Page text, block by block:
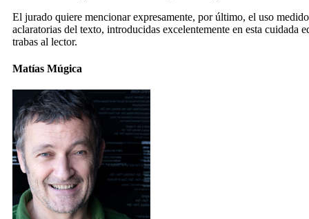
El jurado quiere mencionar expresamente, por último, el uso
aclaratorias del texto, introducidas excelentemente en esta cuidada
trabas al lector.
Matías Múgica